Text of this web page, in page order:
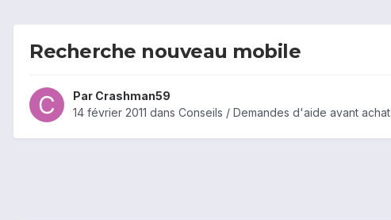
Recherche nouveau mobile
Par Crashman59
14 février 2011 dans Conseils / Demandes d'aide avant achat